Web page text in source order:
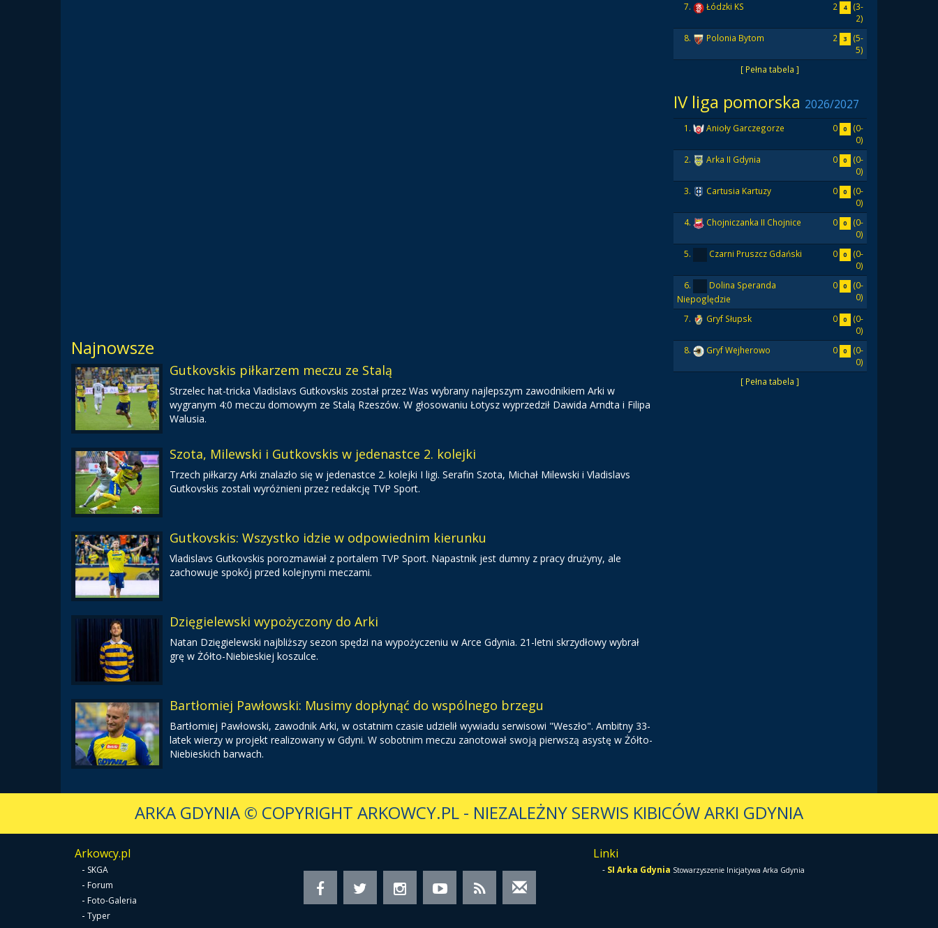
Najnowsze
Gutkovskis piłkarzem meczu ze Stalą
Strzelec hat-tricka Vladislavs Gutkovskis został przez Was wybrany najlepszym zawodnikiem Arki w
wygranym 4:0 meczu domowym ze Stalą Rzeszów. W głosowaniu Łotysz wyprzedził Dawida Arndta i Filipa
Walusia.
Szota, Milewski i Gutkovskis w jedenastce 2. kolejki
Trzech piłkarzy Arki znalazło się w jedenastce 2. kolejki I ligi. Serafin Szota, Michał Milewski i Vladislavs
Gutkovskis zostali wyróżnieni przez redakcję TVP Sport.
Gutkovskis: Wszystko idzie w odpowiednim kierunku
Vladislavs Gutkovskis porozmawiał z portalem TVP Sport. Napastnik jest dumny z pracy drużyny, ale
zachowuje spokój przed kolejnymi meczami.
Dzięgielewski wypożyczony do Arki
Natan Dzięgielewski najbliższy sezon spędzi na wypożyczeniu w Arce Gdynia. 21-letni skrzydłowy wybrał
grę w Żółto-Niebieskiej koszulce.
Bartłomiej Pawłowski: Musimy dopłynąć do wspólnego brzegu
Bartłomiej Pawłowski, zawodnik Arki, w ostatnim czasie udzielił wywiadu serwisowi "Weszło". Ambitny 33-
latek wierzy w projekt realizowany w Gdyni. W sobotnim meczu zanotował swoją pierwszą asystę w Żółto-
Niebieskich barwach.
[ Pełna tabela ]
7.
Łódzki KS 2 4
(3-
2)
8.
Polonia Bytom 2 3
(5-
5)
IV liga pomorska 2026/2027
[ Pełna tabela ]
1. Anioły Garczegorze 0 0
(0-
0)
2.
Arka II Gdynia 0 0
(0-
0)
3.
Cartusia Kartuzy 0 0
(0-
0)
4.
Chojniczanka II Chojnice 0 0
(0-
0)
5.
Czarni Pruszcz Gdański 0 0
(0-
0)
6.
Dolina Speranda
Niepoględzie
0 0
(0-
0)
7.
Gryf Słupsk 0 0
(0-
0)
8.
Gryf Wejherowo 0 0
(0-
0)
ARKA GDYNIA© COPYRIGHT ARKOWCY.PL - NIEZALEŻNY SERWIS KIBICÓW ARKI GDYNIA
Arkowcy.pl
- SKGA
- Forum
- Foto-Galeria
- Typer
Linki
- SI Arka Gdynia Stowarzyszenie Inicjatywa Arka Gdynia